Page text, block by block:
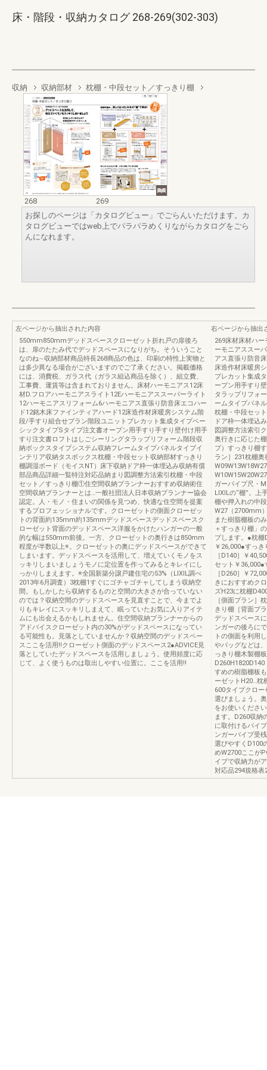
床・階段・収納カタログ 268-269(302-303)
収納 収納部材 枕棚・中段セット／すっきり棚
268
269
お探しのページは「カタログビュー」でごらんいただけます。カ
タログビューではweb上でパラパラめくりながらカタログをごら
んになれます。
左ページから抽出された内容
550mm850mmデッドスペースクローゼット折れ戸の扉後ろ
は、扉のたたみ代でデッドスペースになりがち。そういうこと
なのね∼収納部材商品特長268商品の色は、印刷の特性上実物と
は多少異なる場合がございますのでご了承ください。掲載価格
には、消費税、ガラス代（ガラス組込商品を除く）、組立費、
工事費、運賃等は含まれておりません。床材ハーモニアス12床
材D.フロアハーモニアスライト12Eハーモニアススーパーライト
12ハーモニアスリフォーム6ハーモニアス直張り防音床エコハー
ド12銘木床ファインティアハード12床造作材床暖房システム階
段/手すり組合せプラン階段ユニットプレカット集成タイプベー
シックタイプSタイプ注文書オープン用手すり手すり壁付け用手
すり注文書ロフトはしごシーリングタラップリフォーム階段収
納ボックスタイプシステム収納フレームタイプパネルタイプイ
ンテリア収納タスボックス枕棚・中段セット収納部材すっきり
棚調湿ボード（モイスNT）床下収納ドア枠一体埋込み収納有償
部品商品詳細一覧特注対応品納まり図調整方法索引枕棚・中段
セット／すっきり棚①住空間収納プランナーおすすめ収納術住
空間収納プランナーとは…一般社団法人日本収納プランナー協会
認定。人・モノ・住まいの関係を見つめ、快適な住空間を提案
するプロフェッショナルです。クローゼットの側面クローゼッ
トの背面約135mm約135mmデッドスペースデッドスペースク
ローゼット背面のデッドスペース洋服をかけたハンガーの一般
的な幅は550mm前後。一方、クローゼットの奥行きは850mm
程度が半数以上※。クローゼットの奥にデッドスペースができて
しまいます。デッドスペースを活用して、増えていくモノをス
ッキリしまいましょうモノに定位置を作ってみるとキレイにし
っかりしまえます。※全国新築分譲戸建住宅の53%（LIXIL調べ
2013年6月調査）3枕棚1すぐにゴチャゴチャしてしまう収納空
間。もしかしたら収納するものと空間の大きさが合っていない
のでは？収納空間のデッドスペースを見直すことで、今までよ
りもキレイにスッキリしまえて、眠っていたお気に入りアイテ
ムにも出会えるかもしれません。住空間収納プランナーからの
アドバイスクローゼット内の30%がデッドスペースになってい
る可能性も。見落としていませんか？収納空間のデッドスペー
スここを活用!!クローゼット側面のデッドスペース2●ADVICE見
落としていたデッドスペースを活用しましょう。使用頻度に応
じて、よく使うものは取出しやすい位置に。ここを活用!!
右ページから抽出
269床材床材ハー
ーモニアススー
アス直張り防音
床造作材床暖房
プレカット集成
ープン用手すり
タラップリフォ
ームタイプパネ
枕棚・中段セッ
ドア枠一体埋込
図調整方法索引
奥行きに応じた
プ）すっきり棚
ラン］231枕棚奥
ガーパイプ尺・
LIXILの“棚”。上
棚や押入れの中
W27（2700mm
また樹脂棚板の
＋すっきり棚」
プします。●枕棚
￥26,000●すっ
［D140］￥
セット￥36,000●
［D260］￥
きにおすすめク
ズH23に枕棚
［側面プラン］
きり棚［背面プ
デッドスペース
ンガーの後ろに
トの側面を利用
やバッグなどは
っきり棚木製棚
すめの樹脂棚板
ーゼットH20…枕
600タイプクロ
選びましょう。
をお使いくださ
ます。D260収納
に取付けるパイ
ンガーパイプ受
選びやすくD100
めW2700ここが
イプで収納力が
対応品294規格表